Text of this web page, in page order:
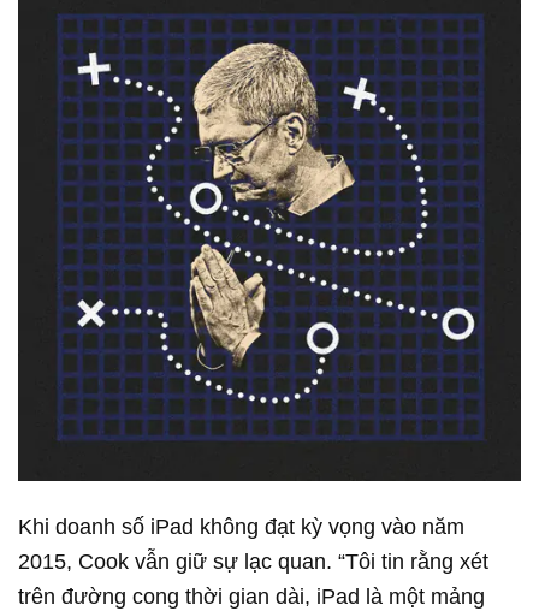
Khi doanh số iPad không đạt kỳ vọng vào năm
2015, Cook vẫn giữ sự lạc quan. “Tôi tin rằng xét
trên đường cong thời gian dài, iPad là một mảng